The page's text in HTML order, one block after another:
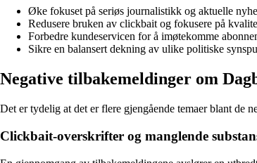
Øke fokuset på seriøs journalistikk og aktuelle
Redusere bruken av clickbait og fokusere på
Forbedre kundeservicen for å imøtekomme
Sikre en balansert dekning av ulike politiske
Negative tilbakemeldinger om
Det er tydelig at det er flere gjengående temaer blant de
Clickbait-overskrifter og manglende